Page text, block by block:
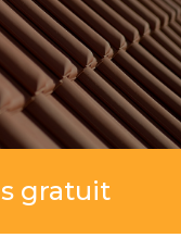
gratuit